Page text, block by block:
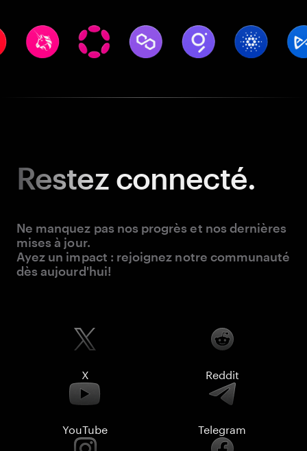
Restezconnecté.
Ne manquez pas nos progrès et nos dernières
mises à jour.
Ayez un impact : rejoignez notre communauté
dès aujourd'hui!
X Reddit
YouTube Telegram